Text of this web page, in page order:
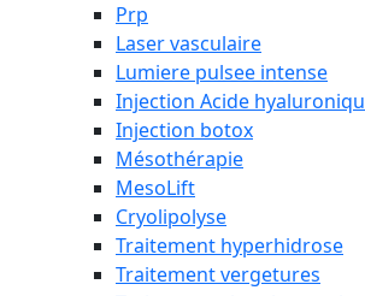
Prp
Laser vasculaire
Lumiere pulsee intense
Injection Acide
Injection botox
Mésothérapie
MesoLift
Cryolipolyse
Traitement hyperhidrose
Traitement vergetures